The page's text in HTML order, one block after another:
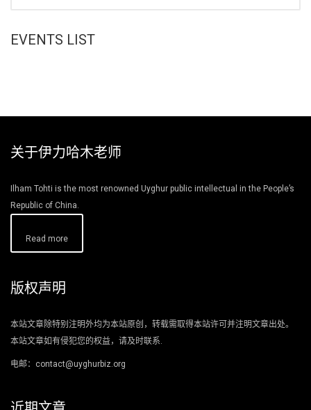
EVENTS LIST
关于伊力哈木老师
Ilham Tohti is the most renowned Uyghur public intellectual in the People’s
Republic of China.
Read more
版权声明
本站文章除特别注明外均为本站原创，转载需取得本站许可并注明文章出处。
本站文章如有侵犯您的权益，请及时联系.
电邮：contact@uyghurbiz.org